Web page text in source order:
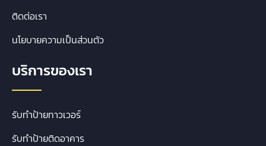
ติดต่อเรา
นโยบายความเป็นส่วนตัว
บริการของเรา
รับทำป้ายทาวเวอร์
รับทำป้ายติดอาคาร